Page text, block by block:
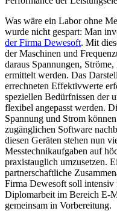
Was wäre ein Labor ohne
wurde nicht gespart: Man
der Firma Dewesoft. Mit
der Maschinen und
daraus Spannungen,
ermittelt werden. Das
errechneten Effektivwerte
speziellen Bedürfnissen der
flexibel angepasst werden.
Spannung und Strom
zugänglichen Software
diesen Geräten stehen nun
Messtechnikaufgaben auf
praxistauglich umzusetzen.
partnerschaftliche
Firma Dewesoft soll
Diplomarbeit im Bereich E-
gemeinsam in Vorbereitung.